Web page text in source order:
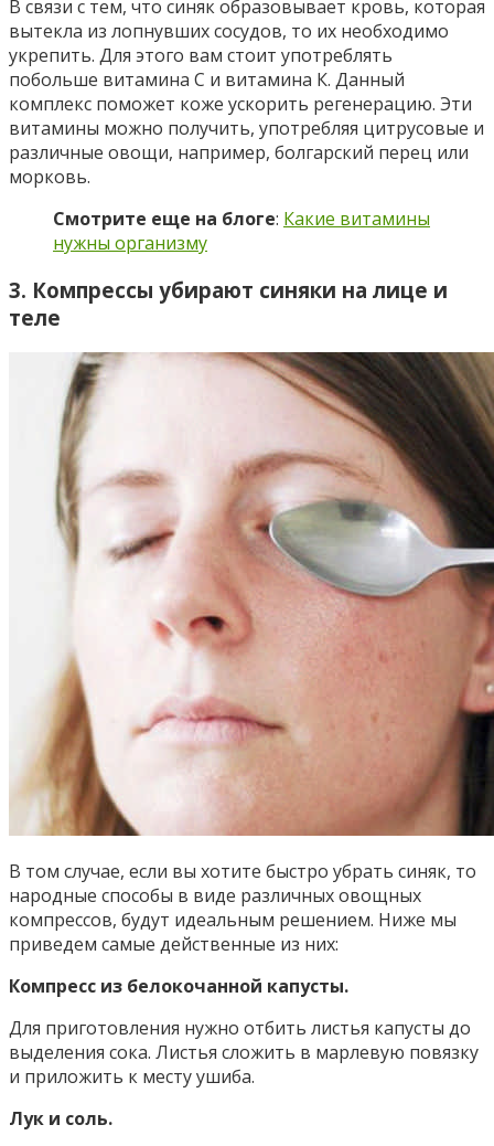
В связи с тем, что синяк образовывает кровь, которая
вытекла из лопнувших сосудов, то их необходимо
укрепить. Для этого вам стоит употреблять
побольше витамина С и витамина К. Данный
комплекс поможет коже ускорить регенерацию. Эти
витамины можно получить, употребляя цитрусовые и
различные овощи, например, болгарский перец или
морковь.
Смотрите еще на блоге: Какие витамины
нужны организму
3. Компрессы убирают синяки на лице и
теле
В том случае, если вы хотите быстро убрать синяк, то
народные способы в виде различных овощных
компрессов, будут идеальным решением. Ниже мы
приведем самые действенные из них:
Компресс из белокочанной капусты.
Для приготовления нужно отбить листья капусты до
выделения сока. Листья сложить в марлевую повязку
и приложить к месту ушиба.
Лук и соль.